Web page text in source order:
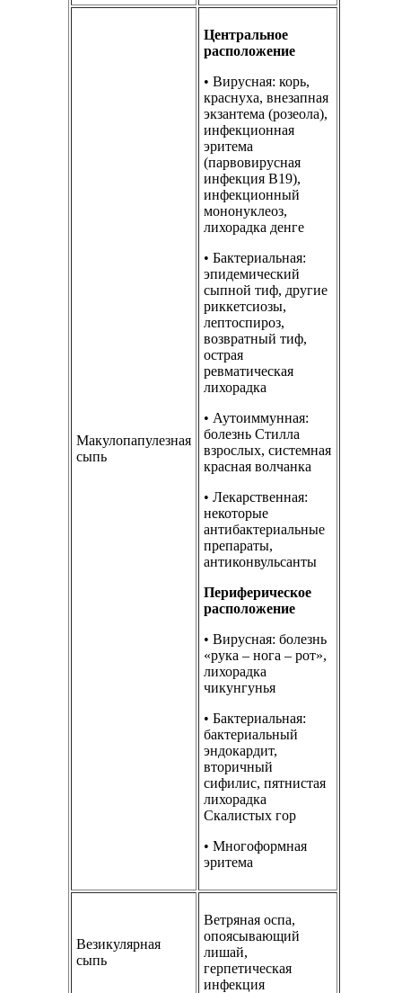
Макулопапулезная
сыпь
Центральное
расположение
• Вирусная: корь,
краснуха, внезапная
экзантема (розеола),
инфекционная
эритема
(парвовирусная
инфекция В19),
инфекционный
мононуклеоз,
лихорадка денге
• Бактериальная:
эпидемический
сыпной тиф, другие
риккетсиозы,
лептоспироз,
возвратный тиф,
острая
ревматическая
лихорадка
• Аутоиммунная:
болезнь Стилла
взрослых, системная
красная волчанка
• Лекарственная:
некоторые
антибактериальные
препараты,
антиконвульсанты
Периферическое
расположение
• Вирусная: болезнь
«рука – нога – рот»,
лихорадка
чикунгунья
• Бактериальная:
бактериальный
эндокардит,
вторичный
сифилис, пятнистая
лихорадка
Скалистых гор
• Многоформная
эритема
Везикулярная
сыпь
Ветряная оспа,
опоясывающий
лишай,
герпетическая
инфекция